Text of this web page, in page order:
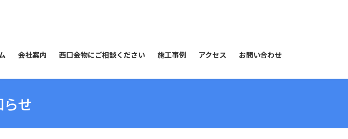
会社案内 西口金物にご相談ください 施工事例 アクセス お問い合わせ
せ